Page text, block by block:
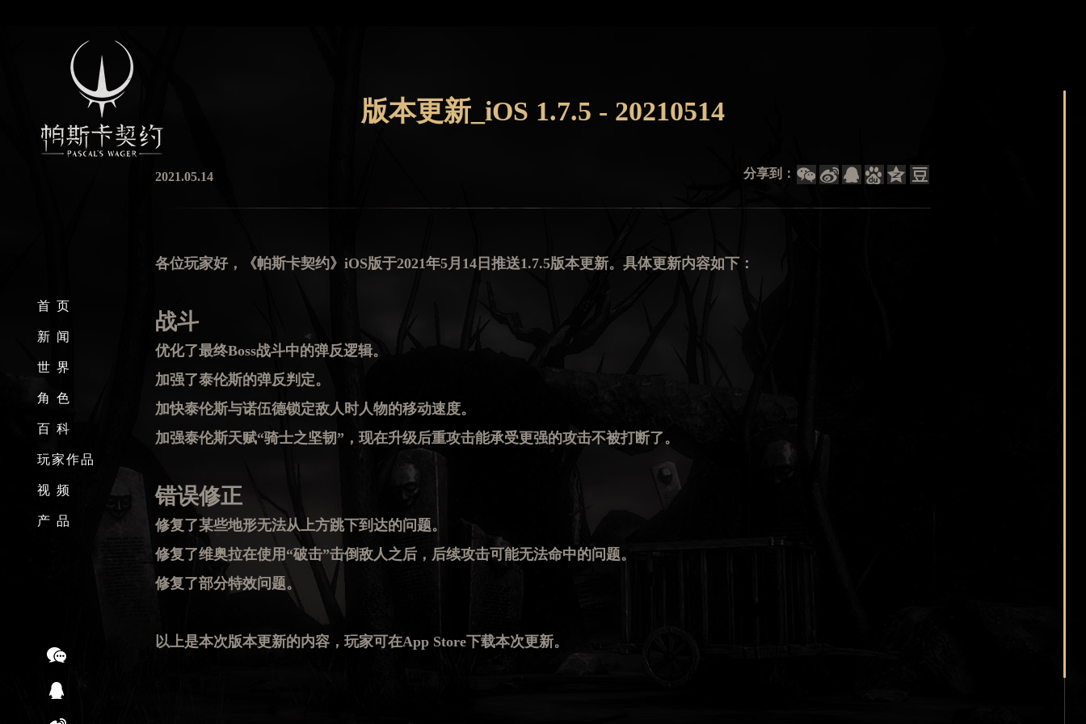
版本更新_iOS 1.7.5 - 20210514
2021.05.14 分享到：
各位玩家好，《帕斯卡契约》iOS版于2021年5月14日推送1.7.5版本更新。具体更新内容如下：
战斗
优化了最终Boss战斗中的弹反逻辑。
加强了泰伦斯的弹反判定。
加快泰伦斯与诺伍德锁定敌人时人物的移动速度。
加强泰伦斯天赋“骑士之坚韧”，现在升级后重攻击能承受更强的攻击不被打断了。
错误修正
修复了某些地形无法从上方跳下到达的问题。
修复了维奥拉在使用“破击”击倒敌人之后，后续攻击可能无法命中的问题。
修复了部分特效问题。
以上是本次版本更新的内容，玩家可在App Store下载本次更新。
首 页
新 闻
世 界
角 色
百 科
玩家作品
视 频
产 品